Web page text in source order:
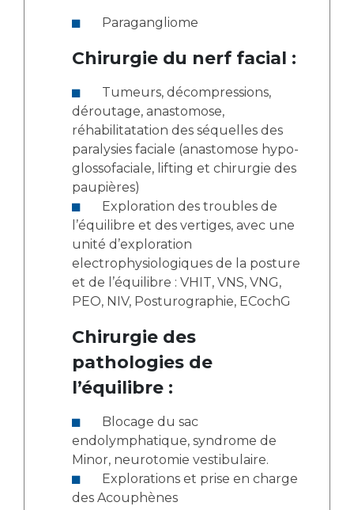
Paragangliome
Chirurgie du nerf facial :
déroutage, anastomose,
réhabilitatation des séquelles des
paralysies faciale (anastomose hypo-
glossofaciale, lifting et chirurgie des
paupières)
l’équilibre et des vertiges, avec une
unité d’exploration
electrophysiologiques de la posture
et de l’équilibre : VHIT, VNS, VNG,
PEO, NIV, Posturographie, ECochG
Chirurgie des
pathologies de
l’équilibre :
endolymphatique, syndrome de
Minor, neurotomie vestibulaire.
des Acouphènes